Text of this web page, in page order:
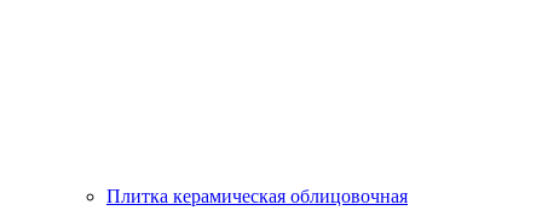
Плитка керамическая облицовочная